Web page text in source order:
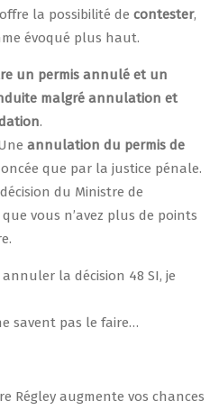
la possibilité de contester,
évoqué plus haut.
un permis annulé et un
malgré annulation et
.
annulation du permis de
que par la justice pénale.
du Ministre de
vous n’avez plus de points
la décision 48 SI, je
savent pas le faire…
Régley augmente vos chances